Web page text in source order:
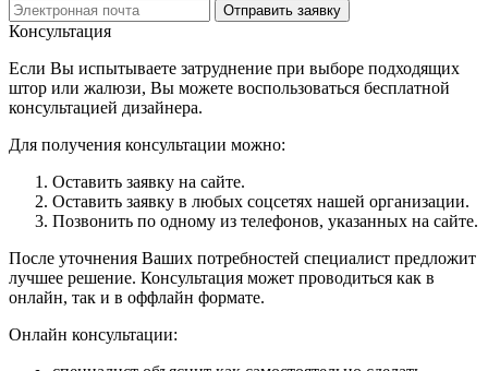
Отправить заявку
Консультация
Если Вы испытываете затруднение при выборе подходящих
штор или жалюзи, Вы можете воспользоваться бесплатной
консультацией дизайнера.
Для получения консультации можно:
Оставить заявку на сайте.
Оставить заявку в любых соцсетях нашей организации.
Позвонить по одному из телефонов, указанных на сайте.
После уточнения Ваших потребностей специалист предложит
лучшее решение. Консультация может проводиться как в
онлайн, так и в оффлайн формате.
Онлайн консультации: